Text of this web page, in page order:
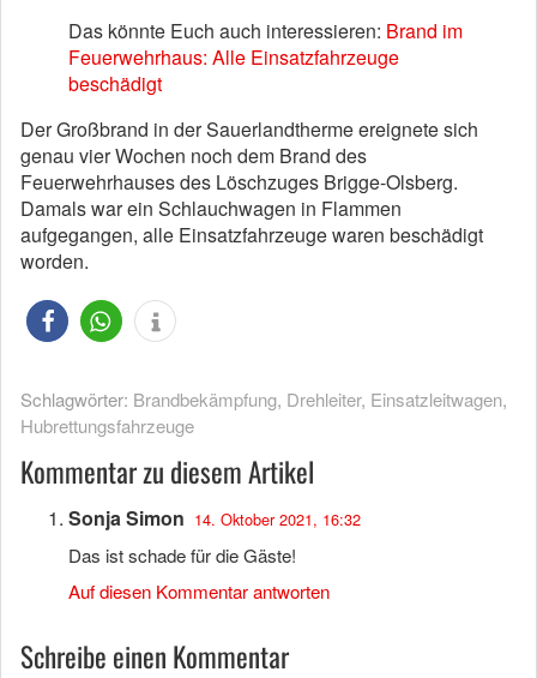
Das könnte Euch auch interessieren: Brand im
Feuerwehrhaus: Alle Einsatzfahrzeuge
beschädigt
Der Großbrand in der Sauerlandtherme ereignete sich
genau vier Wochen noch dem Brand des
Feuerwehrhauses des Löschzuges Brigge-Olsberg.
Damals war ein Schlauchwagen in Flammen
aufgegangen, alle Einsatzfahrzeuge waren beschädigt
worden.
Schlagwörter: Brandbekämpfung, Drehleiter, Einsatzleitwagen,
Hubrettungsfahrzeuge
Kommentar zu diesem Artikel
Sonja Simon 14. Oktober 2021, 16:32
Das ist schade für die Gäste!
Auf diesen Kommentar antworten
Schreibe einen Kommentar